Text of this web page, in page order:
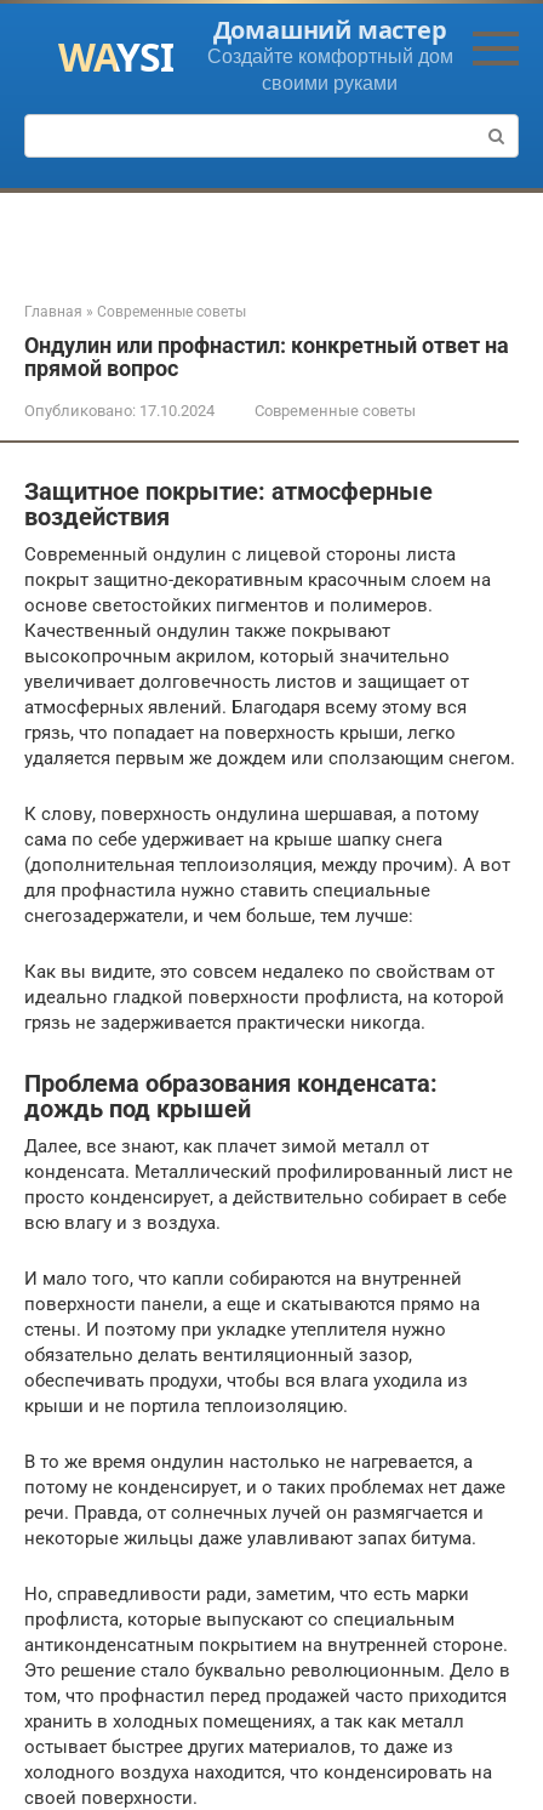
Перейти
контенту
Домашний мастер
Создайте комфортный дом
своими руками
Поиск:
Главная » Современные советы
Ондулин или профнастил: конкретный ответ на
прямой вопрос
Опубликовано: 17.10.2024 Современные советы
Защитное покрытие: атмосферные
воздействия
Современный ондулин с лицевой стороны листа
покрыт защитно-декоративным красочным слоем на
основе светостойких пигментов и полимеров.
Качественный ондулин также покрывают
высокопрочным акрилом, который значительно
увеличивает долговечность листов и защищает от
атмосферных явлений. Благодаря всему этому вся
грязь, что попадает на поверхность крыши, легко
удаляется первым же дождем или сползающим снегом.
К слову, поверхность ондулина шершавая, а потому
сама по себе удерживает на крыше шапку снега
(дополнительная теплоизоляция, между прочим). А вот
для профнастила нужно ставить специальные
снегозадержатели, и чем больше, тем лучше:
Как вы видите, это совсем недалеко по свойствам от
идеально гладкой поверхности профлиста, на которой
грязь не задерживается практически никогда.
Проблема образования конденсата:
дождь под крышей
Далее, все знают, как плачет зимой металл от
конденсата. Металлический профилированный лист не
просто конденсирует, а действительно собирает в себе
всю влагу и з воздуха.
И мало того, что капли собираются на внутренней
поверхности панели, а еще и скатываются прямо на
стены. И поэтому при укладке утеплителя нужно
обязательно делать вентиляционный зазор,
обеспечивать продухи, чтобы вся влага уходила из
крыши и не портила теплоизоляцию.
В то же время ондулин настолько не нагревается, а
потому не конденсирует, и о таких проблемах нет даже
речи. Правда, от солнечных лучей он размягчается и
некоторые жильцы даже улавливают запах битума.
Но, справедливости ради, заметим, что есть марки
профлиста, которые выпускают со специальным
антиконденсатным покрытием на внутренней стороне.
Это решение стало буквально революционным. Дело в
том, что профнастил перед продажей часто приходится
хранить в холодных помещениях, а так как металл
остывает быстрее других материалов, то даже из
холодного воздуха находится, что конденсировать на
своей поверхности.